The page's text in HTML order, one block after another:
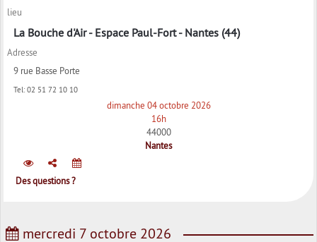
lieu
La Bouche d'Air - Espace Paul-Fort - Nantes (44)
Adresse
9 rue Basse Porte
Tel: 02 51 72 10 10
dimanche 04 octobre 2026
16h
44000
Nantes
Des questions ?
mercredi 7 octobre 2026